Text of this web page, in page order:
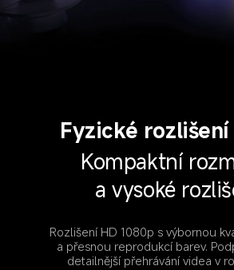
Fyzické rozlišení
Kompaktní
a vysoké
Rozlišení HD 1080p s výbornou
a přesnou reprodukcí barev.
detailnější přehrávání videa v